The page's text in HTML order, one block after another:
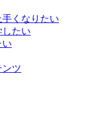
くなりたい
たい
い
ンツ